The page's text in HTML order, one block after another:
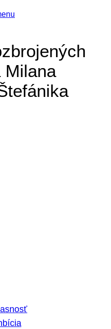
Milana